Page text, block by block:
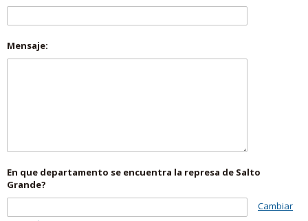
Mensaje:
En que departamento se encuentra la represa de Salto
Grande?
Cambiar